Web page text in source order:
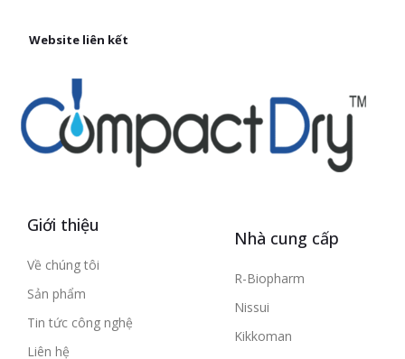
Website liên kết
Giới thiệu
Về chúng tôi
Sản phẩm
Tin tức công nghệ
Liên hệ
Nhà cung cấp
R-Biopharm
Nissui
Kikkoman